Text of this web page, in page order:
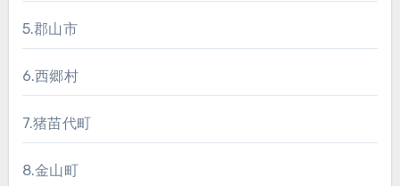
5.郡山市
6.西郷村
7.猪苗代町
8.金山町